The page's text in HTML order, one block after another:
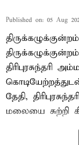
Published on: 05 Aug
திரிபுரசுந்தரி
தேதி,
மலையை சுற்றி